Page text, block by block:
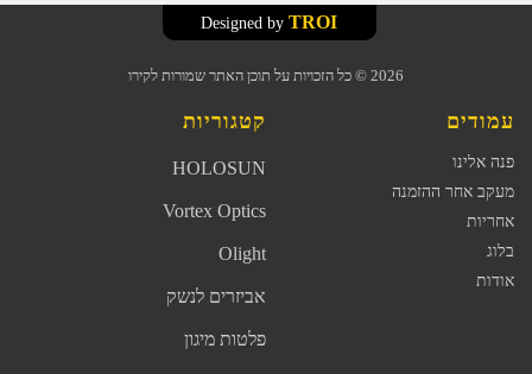
2026 © כל הזכויות על תוכן האתר שמורות לקירו
TROI
עמודים
פנה אלינו
מעקב אחר ההזמנה
אחריות
בלוג
אודות
קטגוריות
HOLOSUN
Vortex Optics
Olight
אביזרים לנשק
פלטות מיגון